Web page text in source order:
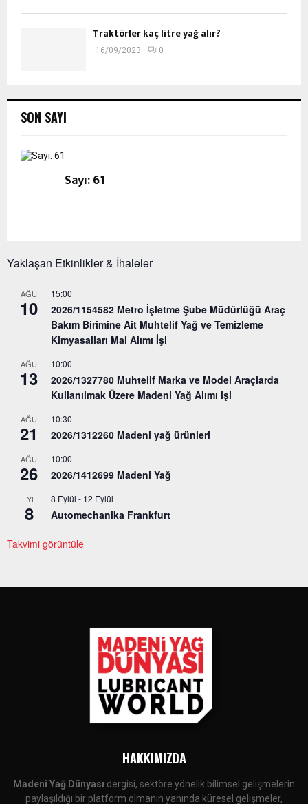
Traktörler kaç litre yağ alır?
16/09/2023 0
SON SAYI
Sayı: 61
Yaklaşan Etkinlikler & İhaleler
AĞU
10
15:00
2026/1154582 Metro İşletme Şube Müdürlüğü Araç
Bakım Birimine Ait Muhtelif Yağ ve Temizleme
Kimyasalları Mal Alımı İşi
AĞU
13
10:00
2026/1327780 Muhtelif Marka ve Model Araçlarda
Kullanılmak Üzere Madeni Yağ Alımı işi
AĞU
21
10:30
2026/1312260 Madeni yağ ürünleri
AĞU
26
10:00
2026/1412699 Madeni Yağ
EYL
8
8 Eylül - 12 Eylül
Automechanika Frankfurt
Takvimi görüntüle
HAKKIMIZDA
Madeni Yağ Dünyası dergisi, sektöre yönelik bilimsel gelişmelerin
paylaşıldığı bir platform olmanın yanında küresel gelişmeler,